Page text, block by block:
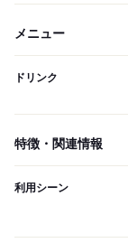
メニュー
ドリンク
特徴・関連情報
利用シーン